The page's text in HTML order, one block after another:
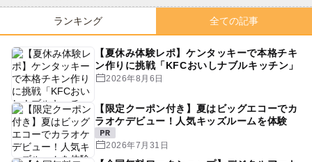
ランキング 全ての記事
【夏休み体験レポ】ケンタッキーで本格チキ
ン作りに挑戦「KFCおいしナブルキッチン」
2026年8月6日
【限定クーポン付き】夏はビッグエコーでカ
ラオケデビュー！人気キッズルームを体験
2026年7月31日